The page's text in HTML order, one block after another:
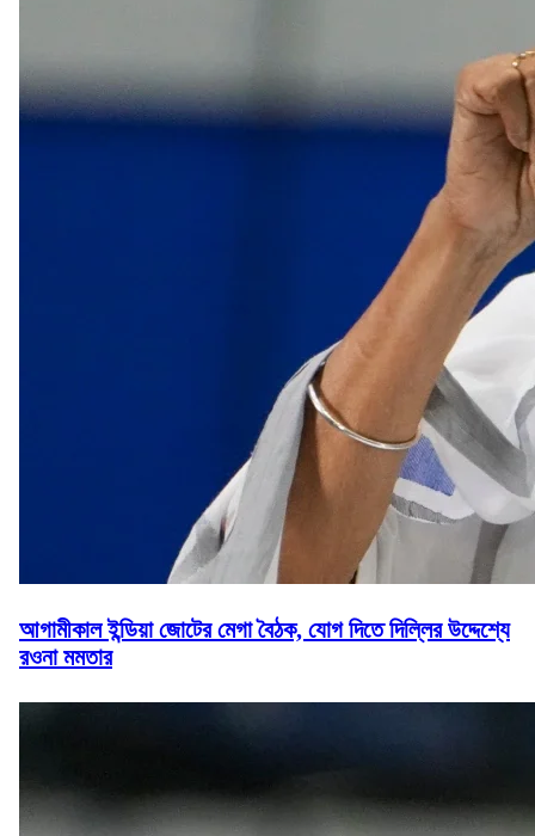
আগামীকাল ইন্ডিয়া জোটের মেগা বৈঠক, যোগ দিতে দিল্লির উদ্দেশ্যে
রওনা মমতার